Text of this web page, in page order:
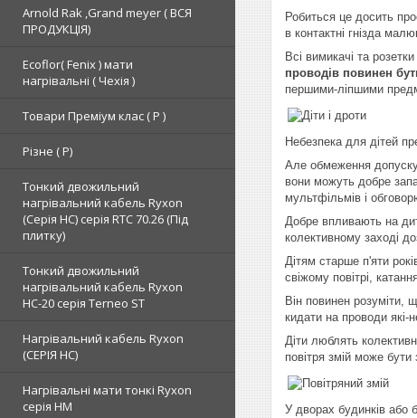
Arnold Rak ,Grand meyer ( ВСЯ
ПРОДУКЦІЯ)
Ecoflor( Fenix ) мати
нагрівальні ( Чехія )
Товари Преміум клас ( Р )
Різне ( Р)
Тонкий двожильний
нагрівальний кабель Ryxon
(Серія НС) серія RTC 70.26 (Під
плитку)
Тонкий двожильний
нагрівальний кабель Ryxon
HC-20 серія Terneo ST
Нагрівальний кабель Ryxon
(СЕРІЯ НС)
Нагрівальні мати тонкі Ryxon
серія НМ
Робиться це досить
в контактні гнізда
Всі вимикачі та
проводів повинен
першими-ліпшими
Небезпека для дітей
Але обмеження
вони можуть добре
мультфільмів і
Добре впливають на
колективному заході
Дітям старше п'яти
свіжому повітрі,
Він повинен розуміти,
кидати на проводи які-
Діти люблять
повітря змій може
У дворах будинків або